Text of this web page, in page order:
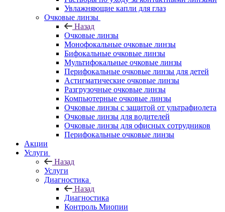
Увлажняющие капли для глаз
Очковые линзы
Назад
Очковые линзы
Монофокальные очковые линзы
Бифокальные очковые линзы
Мультифокальные очковые линзы
Перифокальные очковые линзы для детей
Астигматические очковые линзы
Разгрузочные очковые линзы
Компьютерные очковые линзы
Очковые линзы с защитой от ультрафиолета
Очковые линзы для водителей
Очковые линзы для офисных сотрудников
Перифокальные очковые линзы
Акции
Услуги
Назад
Услуги
Диагностика
Назад
Диагностика
Контроль Миопии